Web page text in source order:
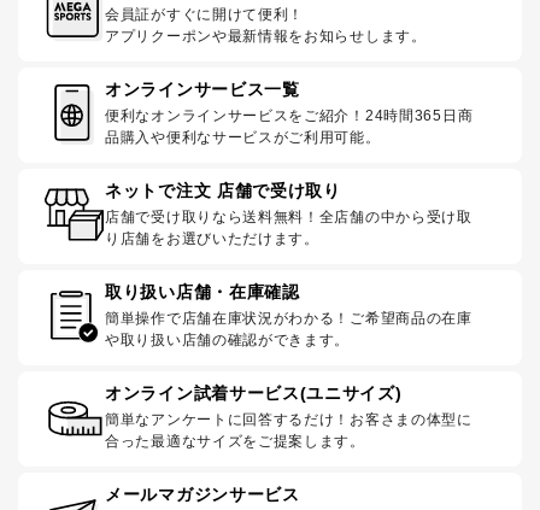
会員証がすぐに開けて便利！
アプリクーポンや最新情報をお知らせします。
オンラインサービス一覧
便利なオンラインサービスをご紹介！24時間365日商
品購入や便利なサービスがご利用可能。
ネットで注文 店舗で受け取り
店舗で受け取りなら送料無料！全店舗の中から受け取
り店舗をお選びいただけます。
取り扱い店舗・在庫確認
簡単操作で店舗在庫状況がわかる！ご希望商品の在庫
や取り扱い店舗の確認ができます。
オンライン試着サービス(ユニサイズ)
簡単なアンケートに回答するだけ！お客さまの体型に
合った最適なサイズをご提案します。
メールマガジンサービス